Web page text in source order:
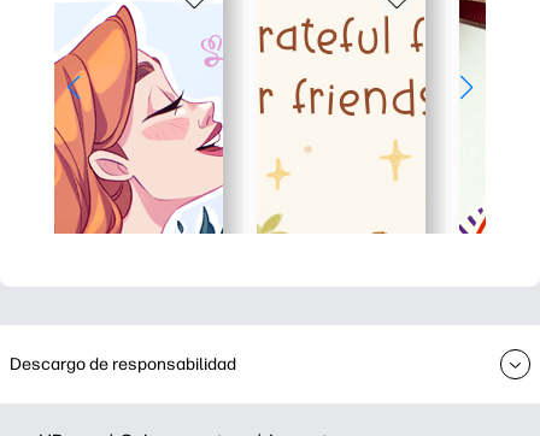
Descargo de responsabilidad